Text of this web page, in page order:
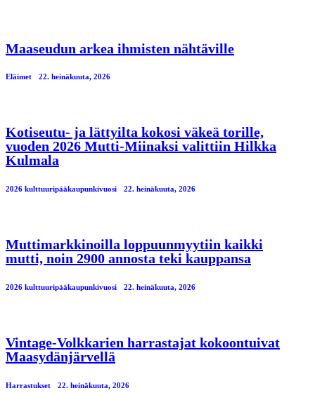
Maaseudun arkea ihmisten nähtäville
Eläimet 22. heinäkuuta, 2026
Kotiseutu- ja lättyilta kokosi väkeä torille,
vuoden 2026 Mutti-Miinaksi valittiin Hilkka
Kulmala
2026 kulttuuripääkaupunkivuosi 22. heinäkuuta, 2026
Muttimarkkinoilla loppuunmyytiin kaikki
mutti, noin 2900 annosta teki kauppansa
2026 kulttuuripääkaupunkivuosi 22. heinäkuuta, 2026
Vintage-Volkkarien harrastajat kokoontuivat
Maasydänjärvellä
Harrastukset 22. heinäkuuta, 2026